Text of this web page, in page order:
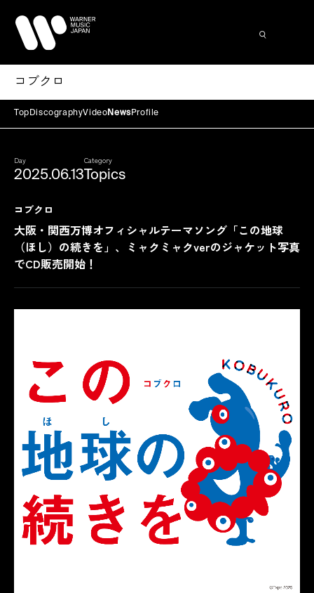
コブクロ
Top DiscographyVideo NewsProfile
Day
2025.06.13
Category
Topics
コブクロ
大阪・関西万博オフィシャルテーマソング「この地球
（ほし）の続きを」、ミャクミャクverのジャケット写真
でCD販売開始！